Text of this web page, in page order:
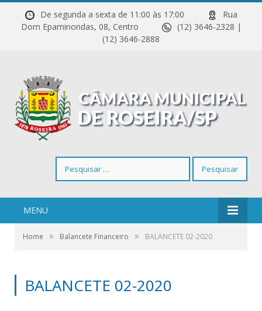
De segunda a sexta de 11:00 às 17:00
Rua
Dom Epaminondas, 08, Centro
(12) 3646-2328 |
(12) 3646-2888
por:
MENU
Home » Balancete Financeiro » BALANCETE 02-2020
BALANCETE 02-2020